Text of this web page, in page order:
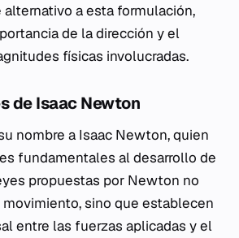
alternativo a esta formulación,
de la dirección y el
físicas involucradas.
de Isaac Newton
nombre a Isaac Newton, quien
fundamentales al desarrollo de
propuestas por Newton no
sino que establecen
entre las fuerzas aplicadas y el